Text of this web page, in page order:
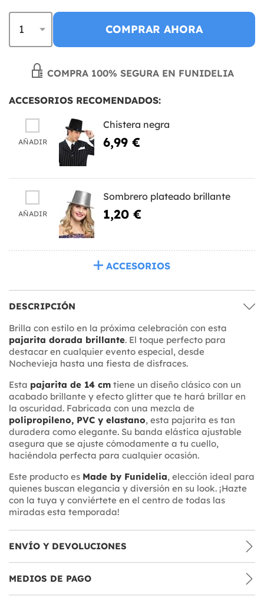
COMPRAR AHORA
COMPRA 100% SEGURA EN FUNIDELIA
ACCESORIOS RECOMENDADOS:
AÑADIR
Chistera negra
6,99 €
AÑADIR
Sombrero plateado brillante
1,20 €
ACCESORIOS
DESCRIPCIÓN
Brilla con estilo en la próxima celebración con esta
pajarita dorada brillante. El toque perfecto para
destacar en cualquier evento especial, desde
Nochevieja hasta una fiesta de disfraces.
Esta pajarita de 14 cm tiene un diseño clásico con un
acabado brillante y efecto glitter que te hará brillar en
la oscuridad. Fabricada con una mezcla de
polipropileno, PVC y elastano, esta pajarita es tan
duradera como elegante. Su banda elástica ajustable
asegura que se ajuste cómodamente a tu cuello,
haciéndola perfecta para cualquier ocasión.
Este producto es Made by Funidelia, elección ideal para
quienes buscan elegancia y diversión en su look. ¡Hazte
con la tuya y conviértete en el centro de todas las
miradas esta temporada!
ENVÍO Y DEVOLUCIONES
MEDIOS DE PAGO